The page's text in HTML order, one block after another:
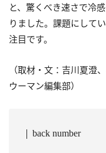
と、驚くべき速さで冷
りました。課題にして
注目です。
（取材・文：吉川夏澄
ウーマン編集部）
back number